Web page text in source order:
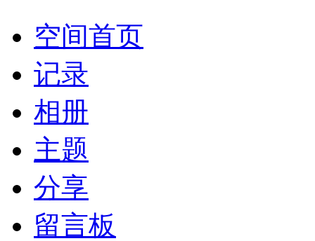
空间首页
记录
相册
主题
分享
留言板